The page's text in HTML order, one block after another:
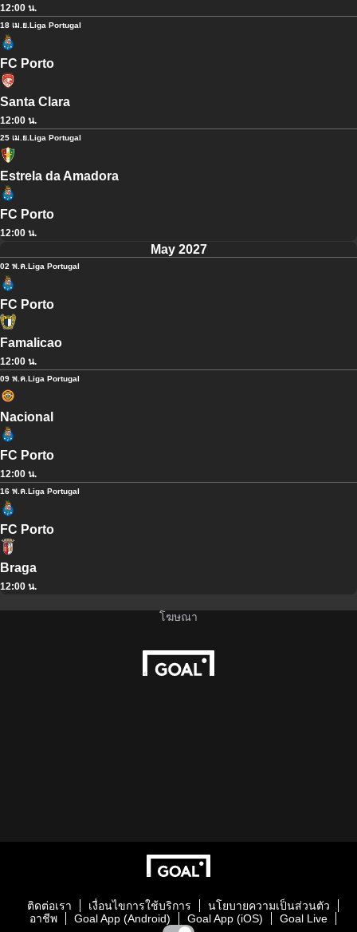
12:00 น.
18 เม.ย. Liga Portugal
FC Porto
Santa Clara
12:00 น.
25 เม.ย. Liga Portugal
Estrela da Amadora
FC Porto
12:00 น.
May 2027
02 พ.ค. Liga Portugal
FC Porto
Famalicao
12:00 น.
09 พ.ค. Liga Portugal
Nacional
FC Porto
12:00 น.
16 พ.ค. Liga Portugal
FC Porto
Braga
12:00 น.
ติดต่อเรา เงื่อนไขการใช้บริการ
นโยบายความเป็นส่วนตัว
อาชีพ
Goal App (Android) Goal App (iOS) Goal Live